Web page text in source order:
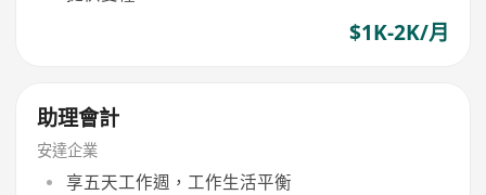
$1K-2K/月
助理會計
安達企業
享五天工作週，工作生活平衡